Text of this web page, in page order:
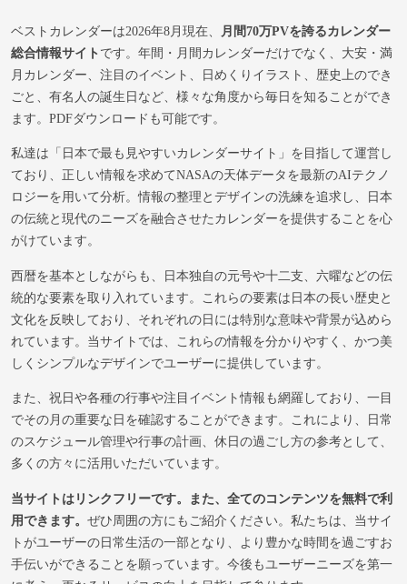
ベストカレンダーは2026年8月現在、
月間70万PVを誇るカレンダー
総合情報サイトです。年間・月間カレンダーだけでなく、大安・満
月カレンダー、注目のイベント、日めくりイラスト、歴史上のでき
ごと、有名人の誕生日など、様々な角度から毎日を知ることができ
ます。PDFダウンロードも可能です。
私達は「日本で最も見やすいカレンダーサイト」を目指して運営し
ており、正しい情報を求めてNASAの天体データを最新のAIテクノ
ロジーを用いて分析。情報の整理とデザインの洗練を追求し、日本
の伝統と現代のニーズを融合させたカレンダーを提供することを心
がけています。
西暦を基本としながらも、日本独自の元号や十二支、六曜などの伝
統的な要素を取り入れています。これらの要素は日本の長い歴史と
文化を反映しており、それぞれの日には特別な意味や背景が込めら
れています。当サイトでは、これらの情報を分かりやすく、かつ美
しくシンプルなデザインでユーザーに提供しています。
また、祝日や各種の行事や注目イベント情報も網羅しており、一目
でその月の重要な日を確認することができます。これにより、日常
のスケジュール管理や行事の計画、休日の過ごし方の参考として、
多くの方々に活用いただいています。
当サイトはリンクフリーです。また、全てのコンテンツを無料で利
用できます。 ぜひ周囲の方にもご紹介ください。私たちは、当サイ
トがユーザーの日常生活の一部となり、より豊かな時間を過ごすお
手伝いができることを願っています。今後もユーザーニーズを第一